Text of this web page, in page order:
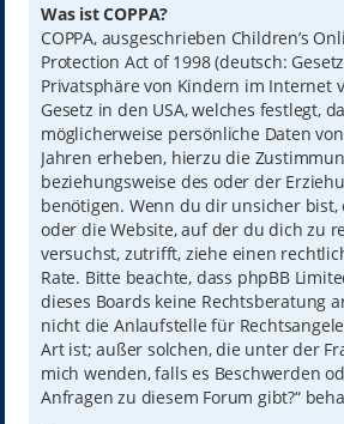
Was ist COPPA?
COPPA, ausgeschrieben Children’s
Protection Act of 1998 (deutsch:
Privatsphäre von Kindern im Internet
Gesetz in den USA, welches festlegt,
möglicherweise persönliche Daten
Jahren erheben, hierzu die
beziehungsweise des oder der
benötigen. Wenn du dir unsicher bist,
oder die Website, auf der du dich zu
versuchst, zutrifft, ziehe einen
Rate. Bitte beachte, dass phpBB
dieses Boards keine Rechtsberatung
nicht die Anlaufstelle für
Art ist; außer solchen, die unter der
mich wenden, falls es Beschwerden
Anfragen zu diesem Forum gibt?“